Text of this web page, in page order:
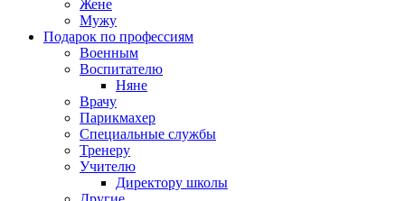
Жене
Мужу
Подарок по профессиям
Военным
Воспитателю
Няне
Врачу
Парикмахер
Специальные службы
Тренеру
Учителю
Директору школы